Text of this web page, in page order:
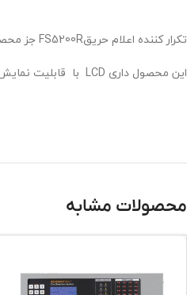
تکرار کننده اعلام حریقFS5200R جز محصولات پیشرفته و مقرون به صرفه شرکت یونیپاس می باشد.
این محصول داری LCD با قابلیت نمایش اطلاعات حریق و خطا مراکز کنترل و زون ها به تفکیک را دارد و همچنین میتوان فرمان را به هر مرکز کنترل به تفکیک صادر کند.
محصولات مشابه